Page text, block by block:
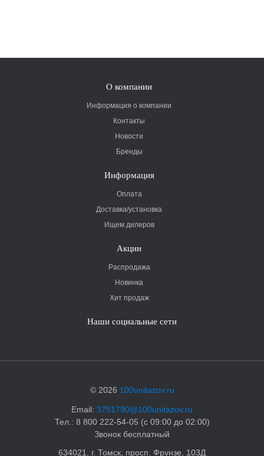
О компании
Информация о компании
Контакты
Новости
Бренды
Информация
Оплата
Доставка/установка
Ищем дилеров
Акции
Распродажа
Новинка
Хит продаж
Наши социальные сети
© 2026 100unitazov.ru
Email: 3751790@100unitazov.ru
Тел.: 8 800 222-54-05 (с 09:00 до 02:00)
Звонок бесплатный
634021, г. Томск, просп. Фрунзе, 103Д